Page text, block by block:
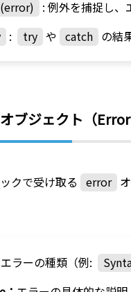
: 例外を捕捉し、
: try や catch の結
ブジェクト（
クで受け取る error
エラーの種類（例: